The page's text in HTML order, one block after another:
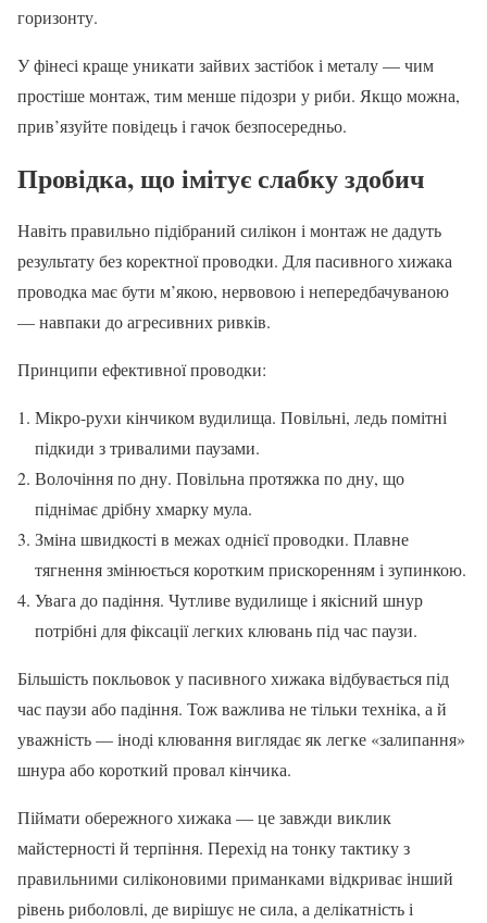
горизонту.
У фінесі краще уникати зайвих застібок і металу — чим
простіше монтаж, тим менше підозри у риби. Якщо можна,
прив’язуйте повідець і гачок безпосередньо.
Провідка, що імітує слабку здобич
Навіть правильно підібраний силікон і монтаж не дадуть
результату без коректної проводки. Для пасивного хижака
проводка має бути м’якою, нервовою і непередбачуваною
— навпаки до агресивних ривків.
Принципи ефективної проводки:
Мікро-рухи кінчиком вудилища. Повільні, ледь помітні
підкиди з тривалими паузами.
Волочіння по дну. Повільна протяжка по дну, що
піднімає дрібну хмарку мула.
Зміна швидкості в межах однієї проводки. Плавне
тягнення змінюється коротким прискоренням і зупинкою.
Увага до падіння. Чутливе вудилище і якісний шнур
потрібні для фіксації легких клювань під час паузи.
Більшість покльовок у пасивного хижака відбувається під
час паузи або падіння. Тож важлива не тільки техніка, а й
уважність — іноді клювання виглядає як легке «залипання»
шнура або короткий провал кінчика.
Піймати обережного хижака — це завжди виклик
майстерності й терпіння. Перехід на тонку тактику з
правильними силіконовими приманками відкриває інший
рівень риболовлі, де вирішує не сила, а делікатність і